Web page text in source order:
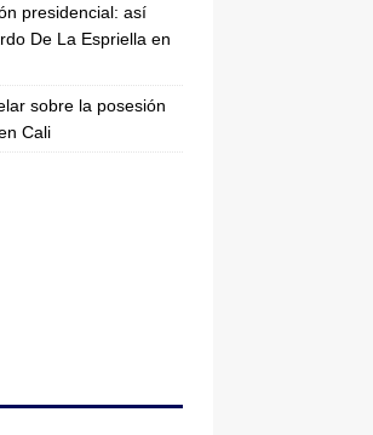
presidencial: así
De La Espriella en
sobre la posesión
Cali